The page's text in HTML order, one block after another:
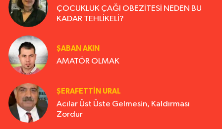
ÇOCUKLUK ÇAĞI OBEZİTESİ NEDEN BU
KADAR TEHLİKELİ?
ŞABAN AKIN
AMATÖR OLMAK
ŞERAFETTIN URAL
Acılar Üst Üste Gelmesin, Kaldırması
Zordur